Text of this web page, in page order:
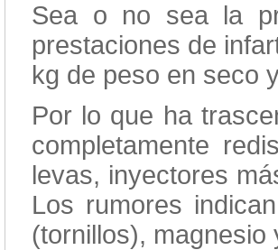
Sea o no sea la
prestaciones de
kg de peso en seco
Por lo que ha
completamente
levas, inyectores
Los rumores
(tornillos), magnesio